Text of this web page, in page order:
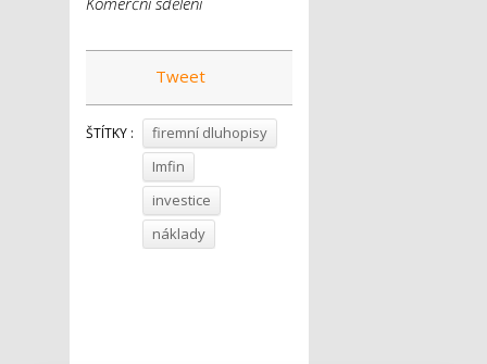
Tweet
ŠTÍTKY :
firemní dluhopisy
Imfin
investice
náklady